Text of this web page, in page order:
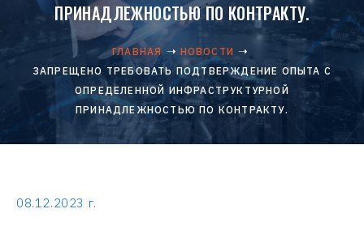
ПРИНАДЛЕЖНОСТЬЮ ПО КОНТРАКТУ.
ГЛАВНАЯ
НОВОСТИ
ЗАПРЕЩЕНО ТРЕБОВАТЬ ПОДТВЕРЖДЕНИЕ ОПЫТА С
ОПРЕДЕЛЕННОЙ ИНФРАСТРУКТУРНОЙ
ПРИНАДЛЕЖНОСТЬЮ ПО КОНТРАКТУ.
08.12.2023 г.